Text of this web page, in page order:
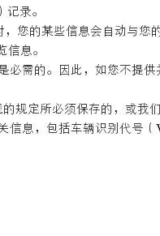
录。
您的某些信息会自动与您
息。
需的。因此，如您不提
定所必须保存的，或我
信息，包括车辆识别代号（